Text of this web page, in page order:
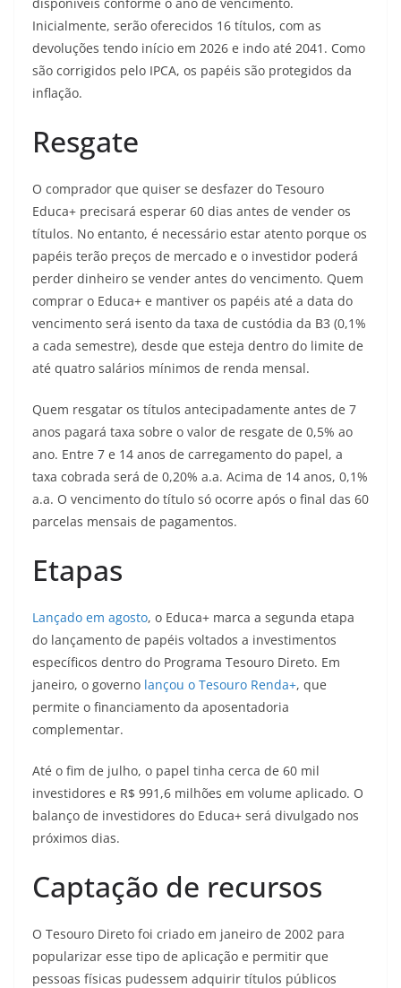
Inicialmente, serão oferecidos 16 títulos, com as
devoluções tendo início em 2026 e indo até 2041. Como
são corrigidos pelo IPCA, os papéis são protegidos da
inflação.
Resgate
O comprador que quiser se desfazer do Tesouro
Educa+ precisará esperar 60 dias antes de vender os
títulos. No entanto, é necessário estar atento porque os
papéis terão preços de mercado e o investidor poderá
perder dinheiro se vender antes do vencimento. Quem
comprar o Educa+ e mantiver os papéis até a data do
vencimento será isento da taxa de custódia da B3 (0,1%
a cada semestre), desde que esteja dentro do limite de
até quatro salários mínimos de renda mensal.
Quem resgatar os títulos antecipadamente antes de 7
anos pagará taxa sobre o valor de resgate de 0,5% ao
ano. Entre 7 e 14 anos de carregamento do papel, a
taxa cobrada será de 0,20% a.a. Acima de 14 anos, 0,1%
a.a. O vencimento do título só ocorre após o final das 60
parcelas mensais de pagamentos.
Etapas
Lançado em agosto, o Educa+ marca a segunda etapa
do lançamento de papéis voltados a investimentos
específicos dentro do Programa Tesouro Direto. Em
janeiro, o governo lançou o Tesouro Renda+, que
permite o financiamento da aposentadoria
complementar.
Até o fim de julho, o papel tinha cerca de 60 mil
investidores e R$ 991,6 milhões em volume aplicado. O
balanço de investidores do Educa+ será divulgado nos
próximos dias.
Captação de recursos
O Tesouro Direto foi criado em janeiro de 2002 para
popularizar esse tipo de aplicação e permitir que
pessoas físicas pudessem adquirir títulos públicos